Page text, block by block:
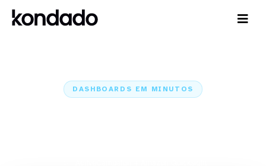
DASHBOARDS EM MINUTOS